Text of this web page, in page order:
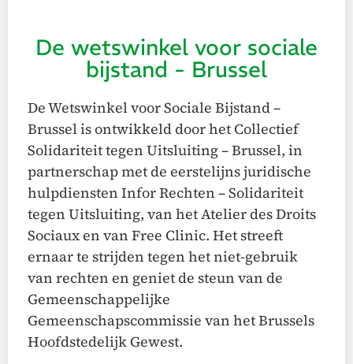
De wetswinkel voor sociale
bijstand - Brussel
De Wetswinkel voor Sociale Bijstand –
Brussel is ontwikkeld door het Collectief
Solidariteit tegen Uitsluiting – Brussel, in
partnerschap met de eerstelijns juridische
hulpdiensten Infor Rechten – Solidariteit
tegen Uitsluiting, van het Atelier des Droits
Sociaux en van Free Clinic. Het streeft
ernaar te strijden tegen het niet-gebruik
van rechten en geniet de steun van de
Gemeenschappelijke
Gemeenschapscommissie van het Brussels
Hoofdstedelijk Gewest.